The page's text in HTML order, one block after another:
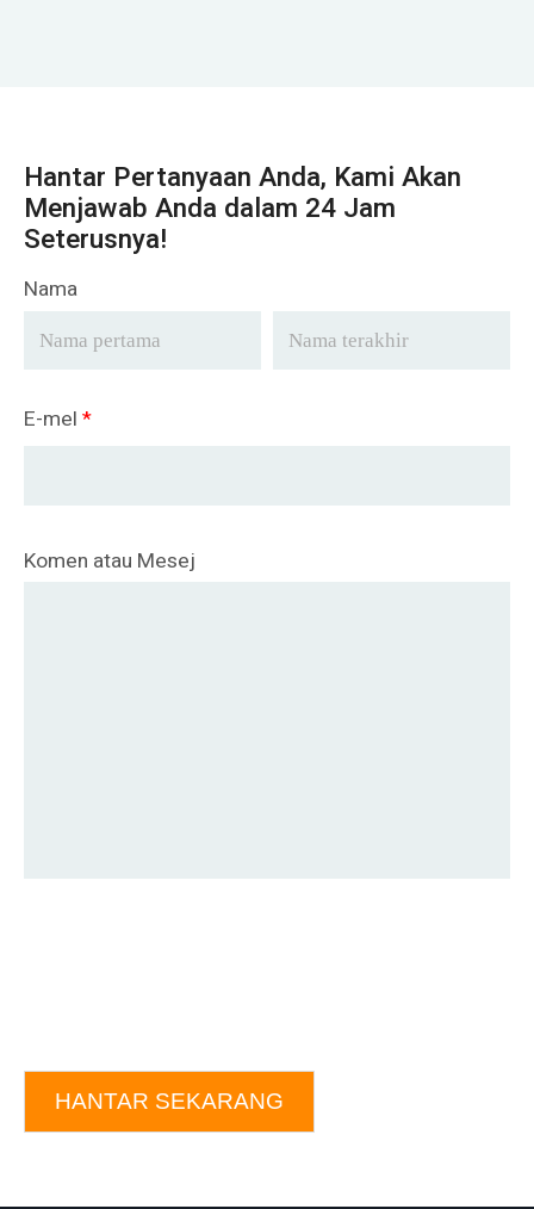
Hantar Pertanyaan Anda, Kami Akan
Menjawab Anda dalam 24 Jam
Seterusnya!
Nama
E-mel *
Komen atau Mesej
HANTAR SEKARANG